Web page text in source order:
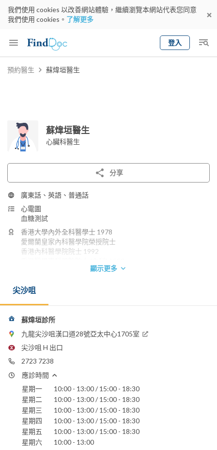
我們使用 cookies 以改善網站體驗，繼續瀏覽本網站代表您同意
我們使用 cookies。 了解更多
登入
Keyword
預約醫生 蘇煒垣醫生
蘇煒垣醫生
心臟科醫生
分享
廣東話、英語、普通話
心電圖
血糖測試
香港大學內外全科醫學士 1978
愛爾蘭皇家內科醫學院榮授院士
香港內科醫學院院士 1992
2723 7238
sowwpeter@hotmail.com
嘉諾撒醫院
養和醫院
香港浸信會醫院
聖保祿醫院
聖德肋撒醫院
顯示更多
尖沙咀
蘇煒垣診所
九龍尖沙咀漢口道28號亞太中心1705室
尖沙咀 H 出口
2723 7238
應診時間
星期一
10:00 - 13:00 / 15:00 - 18:30
星期二
10:00 - 13:00 / 15:00 - 18:30
星期三
10:00 - 13:00 / 15:00 - 18:30
星期四
10:00 - 13:00 / 15:00 - 18:30
星期五
10:00 - 13:00 / 15:00 - 18:30
星期六
10:00 - 13:00